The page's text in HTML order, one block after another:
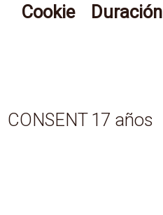
Cookie
Duración
CONSENT 17 años